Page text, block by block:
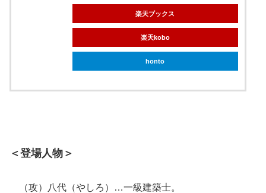
楽天ブックス
楽天kobo
honto
＜登場人物＞
（攻）八代（やしろ）…一級建築士。